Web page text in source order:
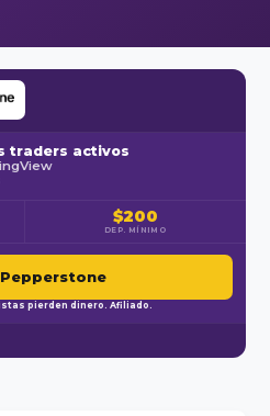
traders activos
$200
DEP. MÍNIMO
pierden dinero. Afiliado.